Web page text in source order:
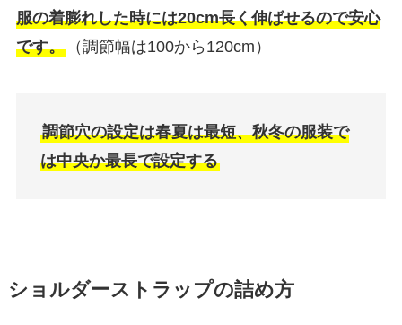
服の着膨れした時には20cm長く伸ばせるので安心
です。（調節幅は100から120cm）
調節穴の設定は春夏は最短、秋冬の服装で
は中央か最長で設定する
ショルダーストラップの詰め方